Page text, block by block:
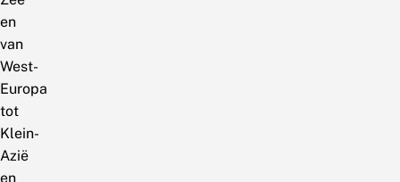
en
van
West-
Europa
tot
Klein-
Azië
en